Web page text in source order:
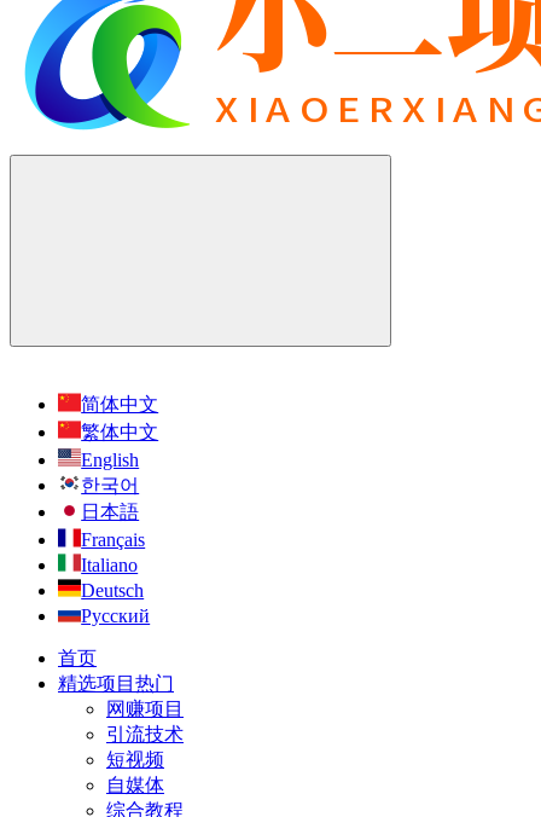
简体中文
繁体中文
English
한국어
日本語
Français
Italiano
Deutsch
Русский
首页
精选项目 热门
网赚项目
引流技术
短视频
自媒体
综合教程